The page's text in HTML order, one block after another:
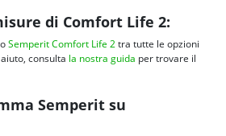
di Comfort Life 2:
Semperit Comfort Life 2tra tutte le opzioni
consulta la nostra guida per trovare il
Semperit su